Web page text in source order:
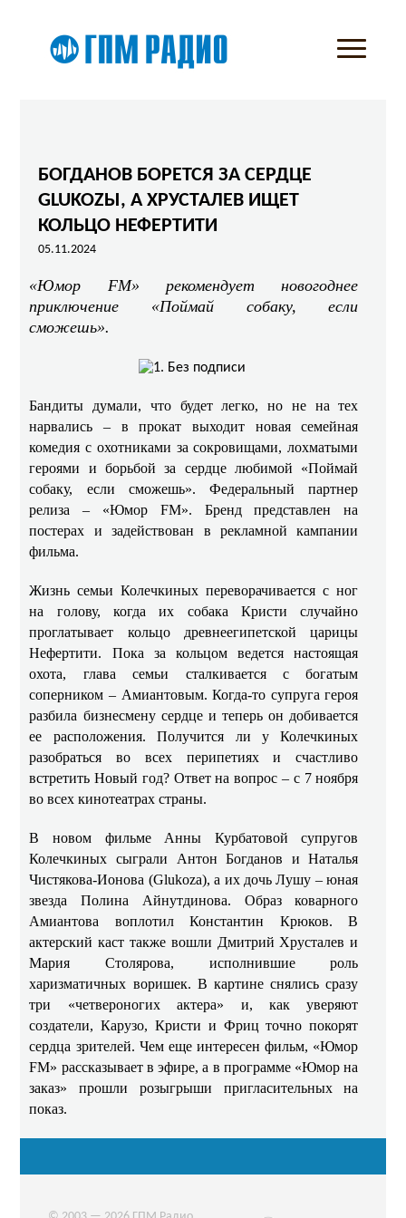
БОГДАНОВ БОРЕТСЯ ЗА СЕРДЦЕ
GLUKOZЫ, А ХРУСТАЛЕВ ИЩЕТ
КОЛЬЦО НЕФЕРТИТИ
05.11.2024
«Юмор FM» рекомендует новогоднее
приключение «Поймай собаку, если
сможешь».
Бандиты думали, что будет легко, но не на тех
нарвались – в прокат выходит новая семейная
комедия с охотниками за сокровищами, лохматыми
героями и борьбой за сердце любимой «Поймай
собаку, если сможешь». Федеральный партнер
релиза – «Юмор FM». Бренд представлен на
постерах и задействован в рекламной кампании
фильма.
Жизнь семьи Колечкиных переворачивается с ног
на голову, когда их собака Кристи случайно
проглатывает кольцо древнеегипетской царицы
Нефертити. Пока за кольцом ведется настоящая
охота, глава семьи сталкивается с богатым
соперником – Амиантовым. Когда-то супруга героя
разбила бизнесмену сердце и теперь он добивается
ее расположения. Получится ли у Колечкиных
разобраться во всех перипетиях и счастливо
встретить Новый год? Ответ на вопрос – с 7 ноября
во всех кинотеатрах страны.
В новом фильме Анны Курбатовой супругов
Колечкиных сыграли Антон Богданов и Наталья
Чистякова-Ионова (Glukoza), а их дочь Лушу – юная
звезда Полина Айнутдинова. Образ коварного
Амиантова воплотил Константин Крюков. В
актерский каст также вошли Дмитрий Хрусталев и
Мария Столярова, исполнившие роль
харизматичных воришек. В картине снялись сразу
три «четвероногих актера» и, как уверяют
создатели, Карузо, Кристи и Фриц точно покорят
сердца зрителей. Чем еще интересен фильм, «Юмор
FM» рассказывает в эфире, а в программе «Юмор на
заказ» прошли розыгрыши пригласительных на
показ.